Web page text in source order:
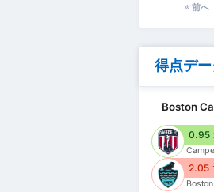
前へ
得点デー
Boston
0.95
2.05